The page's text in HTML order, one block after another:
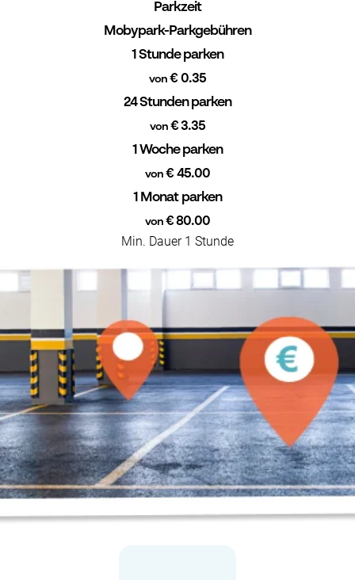
Parkzeit
Mobypark-Parkgebühren
1 Stunde parken
von € 0.35
24 Stunden parken
von€ 3.35
1 Woche parken
von € 45.00
1 Monat parken
von€ 80.00
Min. Dauer 1 Stunde